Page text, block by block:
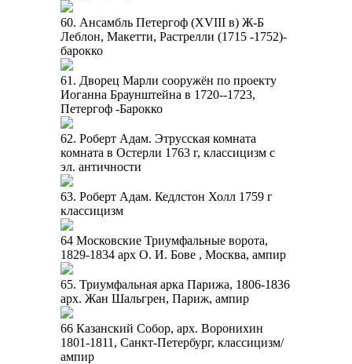
60. Ансамбль Петергоф (XVIII в) Ж-Б
Леблон, Макетти, Растрелли (1715 -1752)-
барокко
61. Дворец Марли сооружён по проекту
Иоганна Браунштейна в 1720--1723,
Петергоф -Барокко
62. Роберт Адам. Этрусская комната
комната в Остерли 1763 г, классицизм с
эл. античности
63. Роберт Адам. Кедлстон Холл 1759 г
классицизм
64 Московские Триумфальные ворота,
1829-1834 арх О. И. Бове , Москва, ампир
65. Триумфальная арка Парижа, 1806-1836
арх. Жан Шальгрен, Париж, ампир
66 Казанский Собор, арх. Воронихин
1801-1811, Санкт-Петербург, классицизм/
ампир